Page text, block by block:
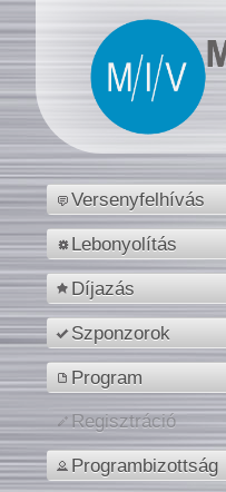
Versenyfelhívás
Lebonyolítás
Díjazás
Szponzorok
Program
Regisztráció
Programbizottság